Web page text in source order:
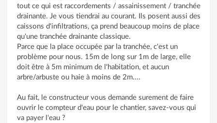
tout ce qui est raccordements / assainissement / tranchée
drainante. Je vous tiendrai au courant. Ils posent aussi des
caissons d'infiltrations, ça prend beaucoup moins de place
qu'une tranchée drainante classique.
Parce que la place occupée par la tranchée, c'est un
problème pour nous. 15m de long sur 1m de large, elle
doit être à 5m minimum de l'habitation, et aucun
arbre/arbuste ou haie à moins de 2m....
Au fait, le constructeur vous demande surement de faire
ouvrir le compteur d'eau pour le chantier, savez-vous qui
va payer l'eau ?